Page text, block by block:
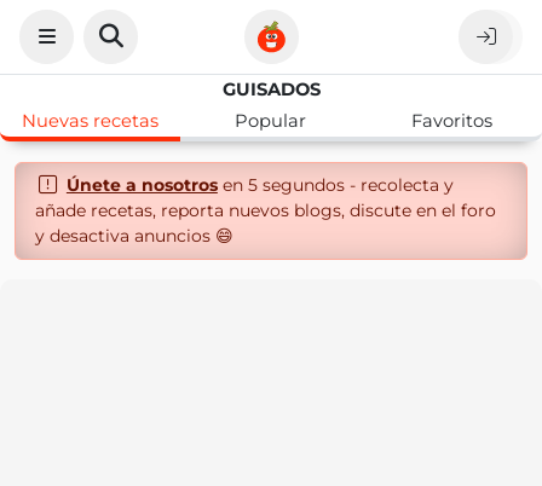
GUISADOS
Nuevas recetas
Popular Favoritos
Únete a nosotrosen 5 segundos - recolecta y
añade recetas, reporta nuevos blogs, discute en el foro
y desactiva anuncios 😄